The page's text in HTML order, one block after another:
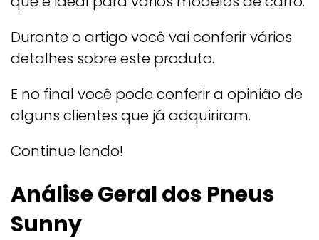
Durante o artigo você vai conferir vários
detalhes sobre este produto.
E no final você pode conferir a opinião de
alguns clientes que já adquiriram.
Continue lendo!
Análise Geral dos Pneus
Sunny